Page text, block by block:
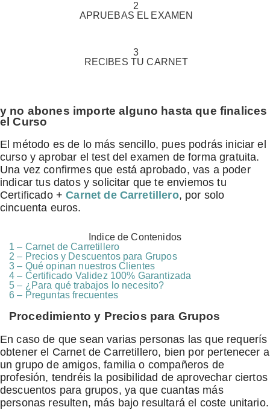
2
APRUEBAS EL EXAMEN
3
RECIBES TU CARNET
y no abones importe alguno hasta que finalices
el Curso
El método es de lo más sencillo, pues podrás iniciar el
curso y aprobar el test del examen de forma gratuita.
Una vez confirmes que está aprobado, vas a poder
indicar tus datos y solicitar que te enviemos tu
Certificado +Carnet de Carretillero, por solo
cincuenta euros.
Indice de Contenidos
1 – Carnet de Carretillero
2 – Precios y Descuentos para Grupos
3 – Qué opinan nuestros Clientes
4 – Certificado Validez 100% Garantizada
5 – ¿Para qué trabajos lo necesito?
6 – Preguntas frecuentes
Procedimiento y Precios para Grupos
En caso de que sean varias personas las que requerís
obtener el Carnet de Carretillero, bien por pertenecer a
un grupo de amigos, familia o compañeros de
profesión, tendréis la posibilidad de aprovechar ciertos
descuentos para grupos, ya que cuantas más
personas resulten, más bajo resultará el coste unitario.